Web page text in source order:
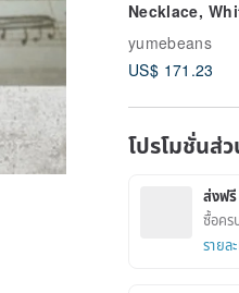
Necklace,
yumebeans
US$ 171.23
โปรโมชั่นส่
ส่งฟรี
ซื้อคร
รายล